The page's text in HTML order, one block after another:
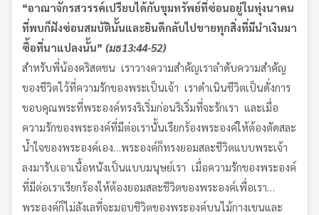
“อาณาจักรสวรรค์เปรียบได้กับขุมทรัพย์ที่ซ่อนอยู่ในทุ่งนาคน
ที่พบก็ฝังซ่อนสมบัตินั้นและยินดีกลับไปขายทุกสิ่งที่มีนำเงินมา
ซื้อที่นาแปลงนั้น” (มธ13:44-52)
สำหรับพี่น้องคริสตชน เราวางความสำคัญเราลำดับความสำคัญ
ของชีวิตไว้ที่ความรักของพระเป็นเจ้า เราดำเนินชีวิตเป็นดั่งการ
ขอบคุณพระที่พระองค์ทรงริเริ่มก่อนริเริ่มที่จะรักเรา และเมื่อ
ความรักของพระองค์ที่มีต่อเรานั้นเรียกร้องพระองค์ให้ต้องตัดสละ
น้ำใจของพระองค์เอง…พระองค์ก็ทรงยอมสละชีวิตแบบพระเจ้า
ลงมารับเอาเนื้อหนังเป็นแบบมนุษย์เรา เมื่อความรักของพระองค์
ที่มีต่อเราเรียกร้องให้ต้องยอมสละชีวิตของพระองค์เพื่อเรา…
พระองค์ก็ไม่ลังเลที่จะมอบชีวิตของพระองค์บนไม้กางเขนและ